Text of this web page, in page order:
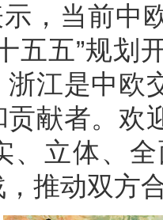
，当前中
五五”规划
浙江是中欧
献者。欢
、立体、
推动双方